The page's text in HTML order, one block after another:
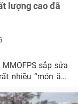
lượng cao đã
sắp sửa
nhiều “món ăn”